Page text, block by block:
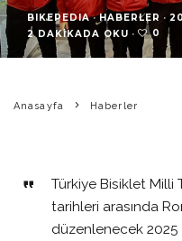
BIKEPEDIA · HABERLER ·
2 DAKIKADA OKU · 0
Anasayfa Haberler
Türkiye Bisiklet Milli
tarihleri arasında
düzenlenecek 2025